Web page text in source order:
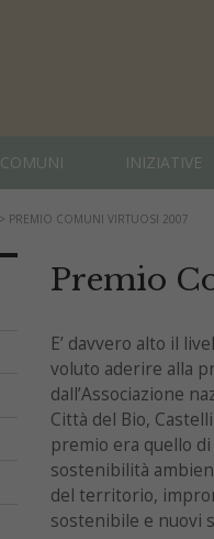
COMUNI INIZIATIVE
> PREMIO COMUNI VIRTUOSI 2007
Premio
E’ davvero alto il
voluto aderire alla
dall’Associazione
Città del Bio,
premio era quello
sostenibilità
del territorio,
sostenibile e nuovi